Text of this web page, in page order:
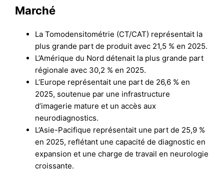
Marché
La Tomodensitométrie (CT/CAT) représentait la
plus grande part de produit avec 21,5 % en 2025.
L’Amérique du Nord détenait la plus grande part
régionale avec 30,2 % en 2025.
L’Europe représentait une part de 26,6 % en
2025, soutenue par une infrastructure
d’imagerie mature et un accès aux
neurodiagnostics.
L’Asie-Pacifique représentait une part de 25,9 %
en 2025, reflétant une capacité de diagnostic en
expansion et une charge de travail en neurologie
croissante.